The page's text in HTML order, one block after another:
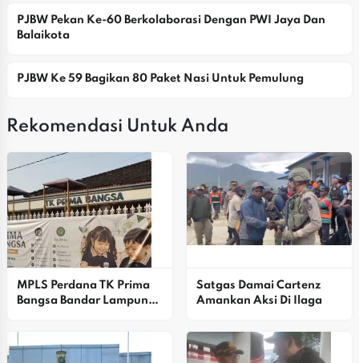
PJBW Pekan Ke-60 Berkolaborasi Dengan PWI Jaya Dan
Balaikota
PJBW Ke 59 Bagikan 80 Paket Nasi Untuk Pemulung
Rekomendasi Untuk Anda
MPLS Perdana TK Prima
Bangsa Bandar Lampung,
Bilingual Berkarakter
‎Satgas Damai Cartenz
Amankan Aksi Di Ilaga